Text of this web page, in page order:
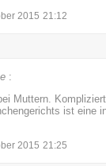
2015 21:12
:
Muttern.
ist eine
2015 21:25